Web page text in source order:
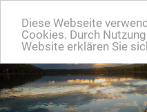
Diese Webseite
Cookies. Durch
Website erklären Sie